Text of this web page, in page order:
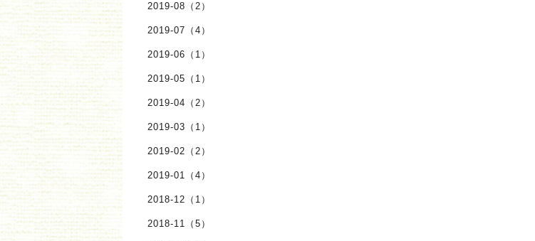
2019-08（2）
2019-07（4）
2019-06（1）
2019-05（1）
2019-04（2）
2019-03（1）
2019-02（2）
2019-01（4）
2018-12（1）
2018-11（5）